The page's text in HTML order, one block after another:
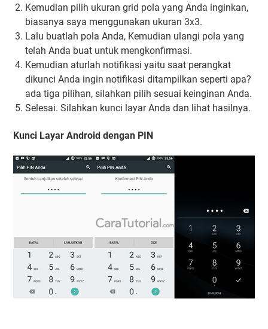
Kemudian pilih ukuran grid pola yang Anda inginkan,
biasanya saya menggunakan ukuran 3x3.
Lalu buatlah pola Anda, Kemudian ulangi pola yang
telah Anda buat untuk mengkonfirmasi.
Kemudian aturlah notifikasi yaitu saat perangkat
dikunci Anda ingin notifikasi ditampilkan seperti apa?
ada tiga pilihan, silahkan pilih sesuai keinginan Anda.
Selesai. Silahkan kunci layar Anda dan lihat hasilnya.
Kunci Layar Android dengan PIN